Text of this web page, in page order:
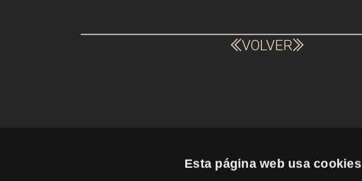
Esta página web usa cookies
VOLVER